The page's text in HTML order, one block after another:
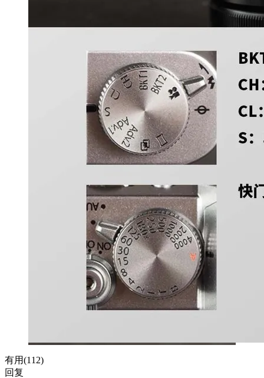
有用(112)
回复